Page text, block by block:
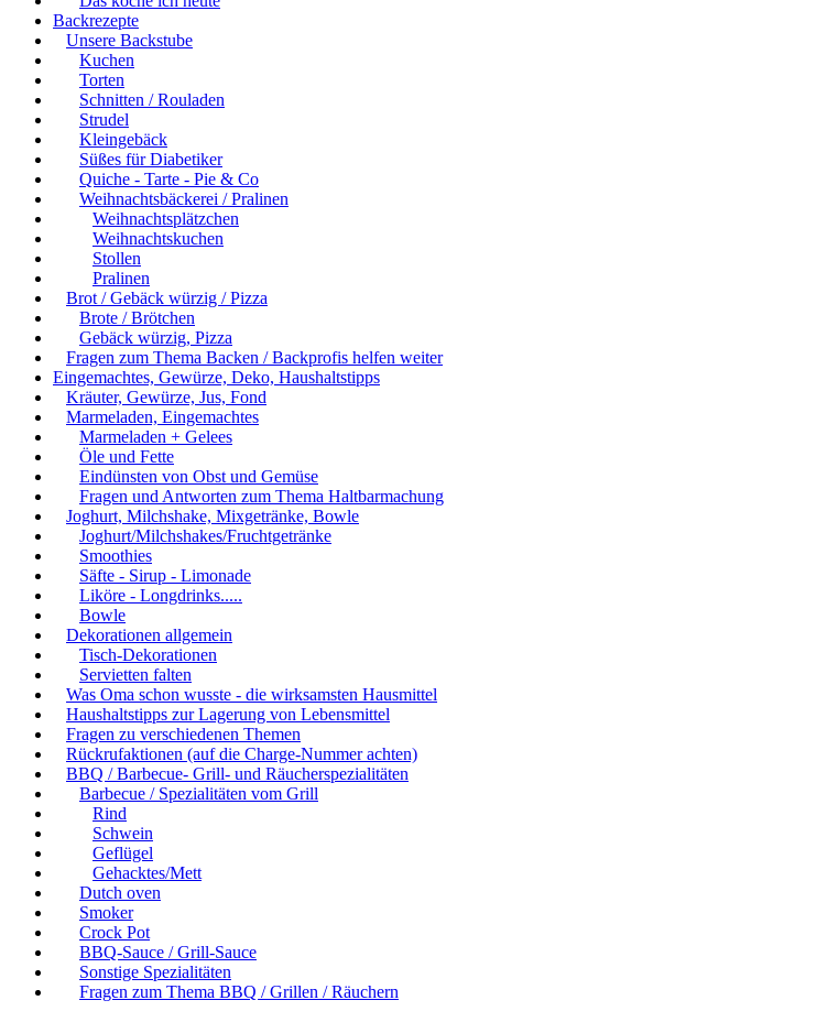
Backrezepte
Unsere Backstube
Kuchen
Torten
Schnitten / Rouladen
Strudel
Kleingebäck
Süßes für Diabetiker
Quiche - Tarte - Pie & Co
Weihnachtsbäckerei / Pralinen
Weihnachtsplätzchen
Weihnachtskuchen
Stollen
Pralinen
Brot / Gebäck würzig / Pizza
Brote / Brötchen
Gebäck würzig, Pizza
Fragen zum Thema Backen / Backprofis helfen weiter
Eingemachtes, Gewürze, Deko, Haushaltstipps
Kräuter, Gewürze, Jus, Fond
Marmeladen, Eingemachtes
Marmeladen + Gelees
Öle und Fette
Eindünsten von Obst und Gemüse
Fragen und Antworten zum Thema Haltbarmachung
Joghurt, Milchshake, Mixgetränke, Bowle
Joghurt/Milchshakes/Fruchtgetränke
Smoothies
Säfte - Sirup - Limonade
Liköre - Longdrinks.....
Bowle
Dekorationen allgemein
Tisch-Dekorationen
Servietten falten
Was Oma schon wusste - die wirksamsten Hausmittel
Haushaltstipps zur Lagerung von Lebensmittel
Fragen zu verschiedenen Themen
Rückrufaktionen (auf die Charge-Nummer achten)
BBQ / Barbecue- Grill- und Räucherspezialitäten
Barbecue / Spezialitäten vom Grill
Rind
Schwein
Geflügel
Gehacktes/Mett
Dutch oven
Smoker
Crock Pot
BBQ-Sauce / Grill-Sauce
Sonstige Spezialitäten
Fragen zum Thema BBQ / Grillen / Räuchern